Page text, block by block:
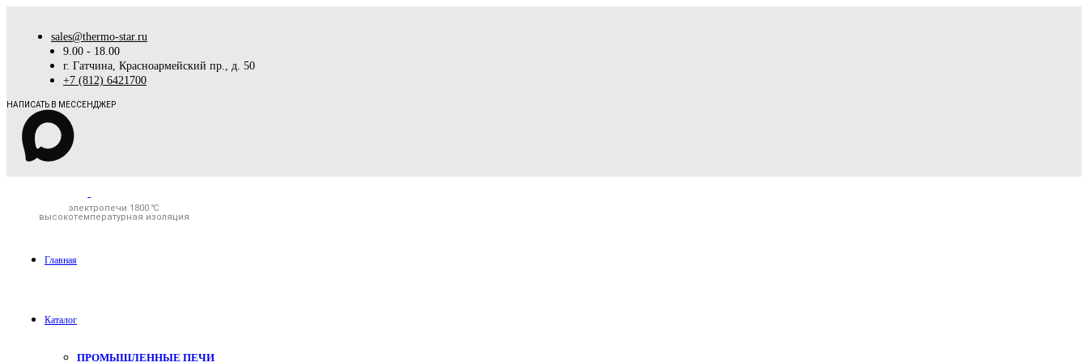
sales@thermo-star.ru
9.00 - 18.00
г. Гатчина, Красноармейский пр., д. 50
+7 (812) 6421700
НАПИСАТЬ В МЕССЕНДЖЕР
электропечи 1800 ℃
высокотемпературная изоляция
Главная
Каталог
ПРОМЫШЛЕННЫЕ ПЕЧИ